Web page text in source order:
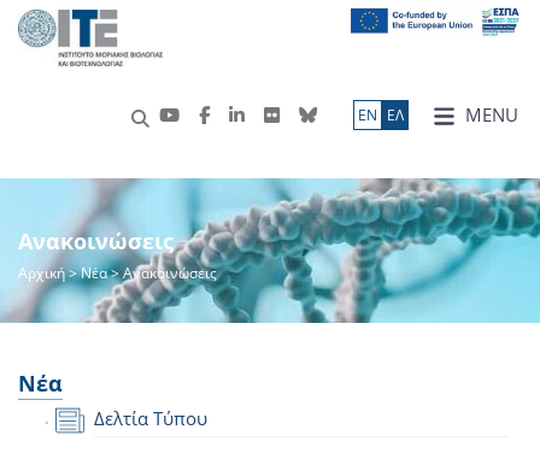
MENU
ΕN ΕΛ
Ανακοινώσεις
Αρχική>Νέα> Ανακοινώσεις
Νέα
Δελτία Τύπου